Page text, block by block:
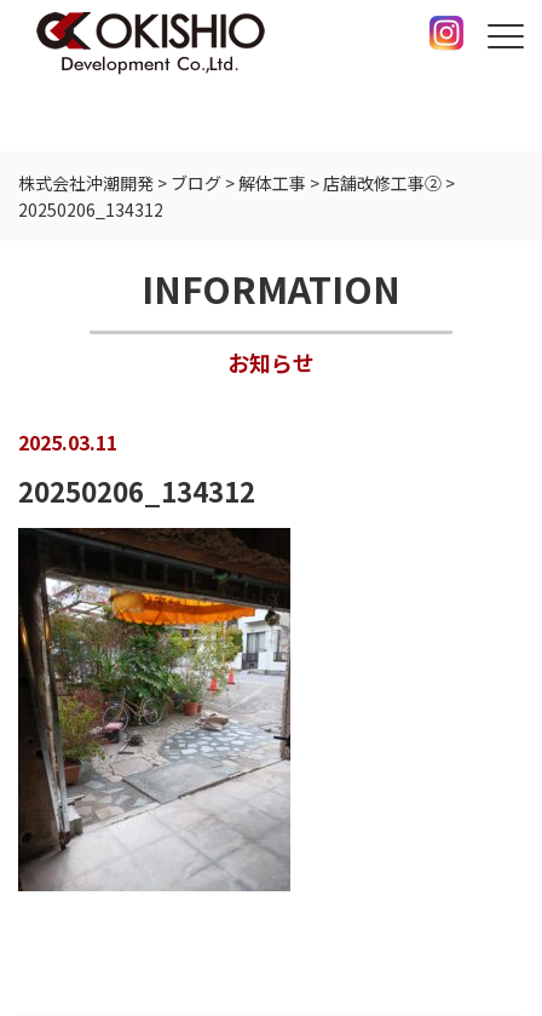
株式会社沖潮開発 > ブログ >解体工事 >店舗改修工事② >
20250206_134312
INFORMATION
お知らせ
2025.03.11
20250206_134312